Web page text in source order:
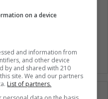
on a device
and information from
and other device
by and shared with 210
site. We and our partners
List of partners.